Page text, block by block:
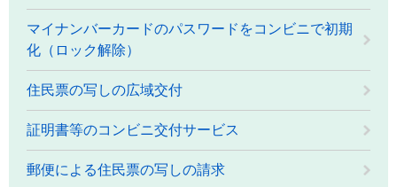
マイナンバーカードのパスワードをコンビニで初期
化（ロック解除）
住民票の写しの広域交付
証明書等のコンビニ交付サービス
郵便による住民票の写しの請求